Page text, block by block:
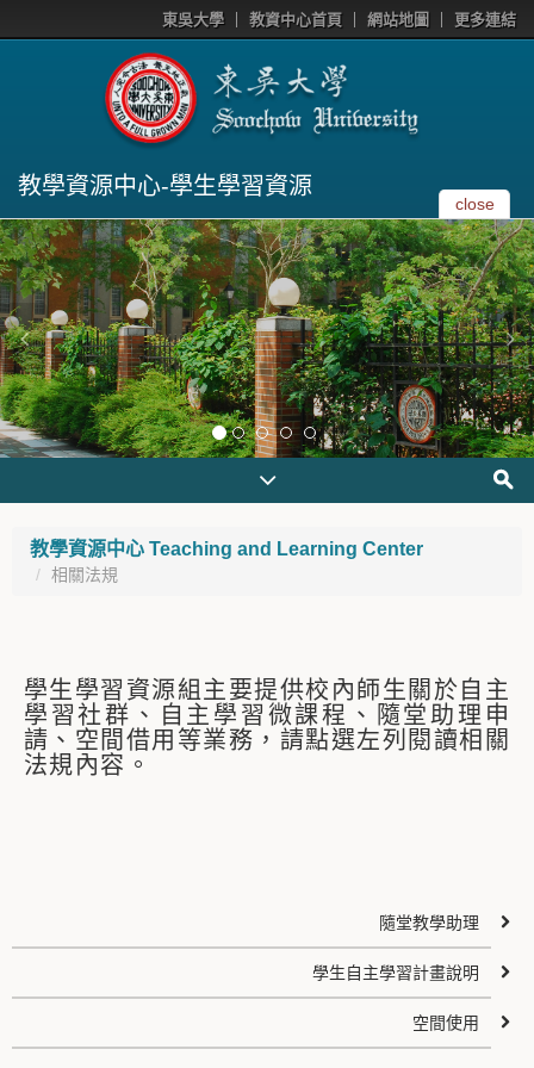
東吳大學 教資中心首頁 網站地圖 更多連結
教學資源中心-學生學習資源
close
教學資源中心 Teaching and Learning Center
相關法規
學生學習資源組主要提供校內師生關於自主
學習社群、自主學習微課程、隨堂助理申
請、空間借用等業務，請點選左列閱讀相關
法規內容。
隨堂教學助理
學生自主學習計畫說明
空間使用